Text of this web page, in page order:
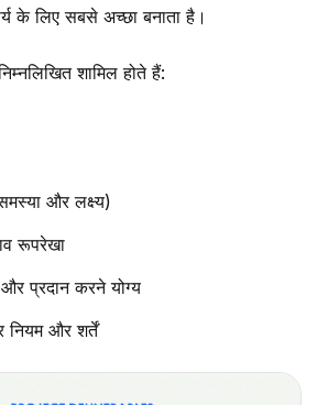
के लिए सबसे अच्छा बनाता है।
शामिल होते हैं:
और लक्ष्य)
रूपरेखा
प्रदान करने योग्य
नियम और शर्तें